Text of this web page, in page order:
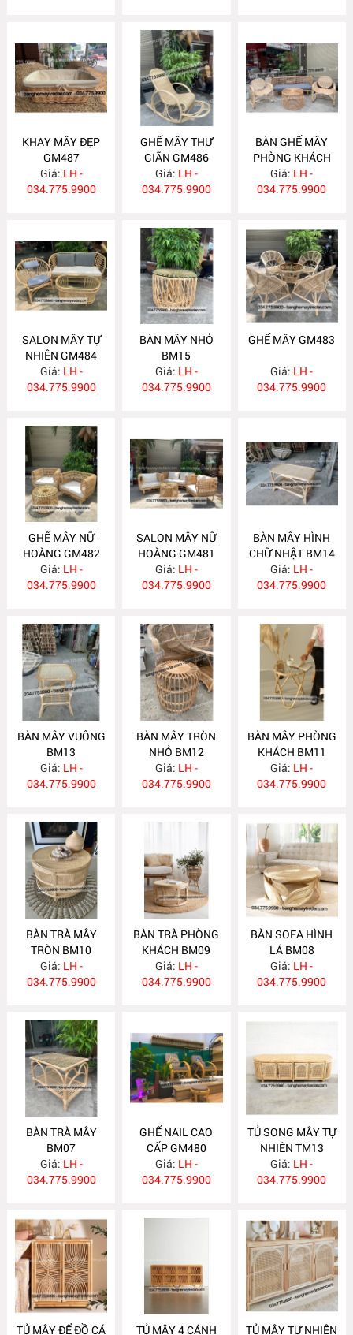
KHAY MÂY ĐẸP
GM487
Giá: LH -
034.775.9900
GHẾ MÂY THƯ
GIÃN GM486
Giá: LH -
034.775.9900
BÀN GHẾ MÂY
PHÒNG KHÁCH
GM485
Giá: LH -
034.775.9900
SALON MÂY TỰ
NHIÊN GM484
Giá: LH -
034.775.9900
BÀN MÂY NHỎ
BM15
Giá: LH -
034.775.9900
GHẾ MÂY GM483
Giá: LH -
034.775.9900
GHẾ MÂY NỮ
HOÀNG GM482
Giá: LH -
034.775.9900
SALON MÂY NỮ
HOÀNG GM481
Giá: LH -
034.775.9900
BÀN MÂY HÌNH
CHỮ NHẬT BM14
Giá: LH -
034.775.9900
BÀN MÂY VUÔNG
BM13
Giá: LH -
034.775.9900
BÀN MÂY TRÒN
NHỎ BM12
Giá: LH -
034.775.9900
BÀN MÂY PHÒNG
KHÁCH BM11
Giá: LH -
034.775.9900
BÀN TRÀ MÂY
TRÒN BM10
Giá: LH -
034.775.9900
BÀN TRÀ PHÒNG
KHÁCH BM09
Giá: LH -
034.775.9900
BÀN SOFA HÌNH
LÁ BM08
Giá: LH -
034.775.9900
BÀN TRÀ MÂY
BM07
Giá: LH -
034.775.9900
GHẾ NAIL CAO
CẤP GM480
Giá: LH -
034.775.9900
TỦ SONG MÂY TỰ
NHIÊN TM13
Giá: LH -
034.775.9900
TỦ MÂY ĐỂ ĐỒ CÁ TỦ MÂY 4 CÁNH TỦ MÂY TỰ NHIÊN